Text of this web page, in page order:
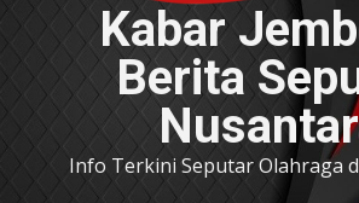
Kabar
Berita
Info Terkini Seputar Olahraga